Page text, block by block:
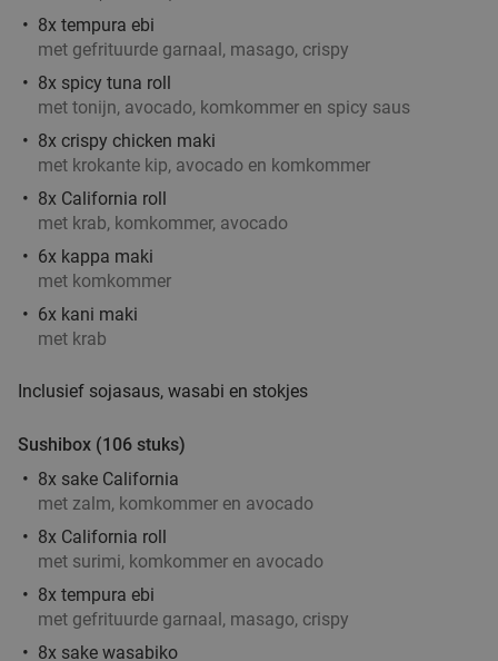
8x tempura ebi
met gefrituurde garnaal, masago, crispy
8x spicy tuna roll
met tonijn, avocado, komkommer en spicy saus
8x crispy chicken maki
met krokante kip, avocado en komkommer
8x California roll
met krab, komkommer, avocado
6x kappa maki
met komkommer
6x kani maki
met krab
Inclusief sojasaus, wasabi en stokjes
Sushibox (106 stuks)
8x sake California
met zalm, komkommer en avocado
8x California roll
met surimi, komkommer en avocado
8x tempura ebi
met gefrituurde garnaal, masago, crispy
8x sake wasabiko